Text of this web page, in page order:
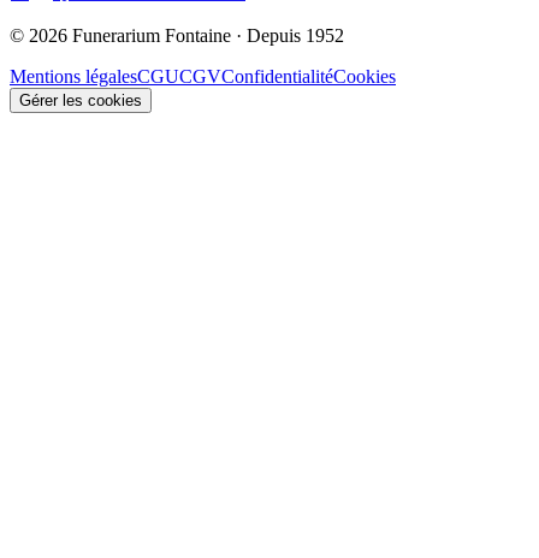
© 2026 Funerarium Fontaine · Depuis 1952
Mentions légalesCGUCGVConfidentialitéCookies
Gérer les cookies